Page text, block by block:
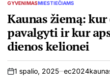
POSTED
GYVENIMASMIESTIEČIAMS
Kaunas žiemą:
pavalgyti ir kur
dienos kelionei
on
1 spalio, 2025